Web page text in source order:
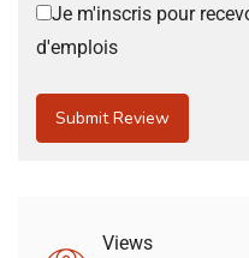
Je m'inscris pour
d'emplois
Views